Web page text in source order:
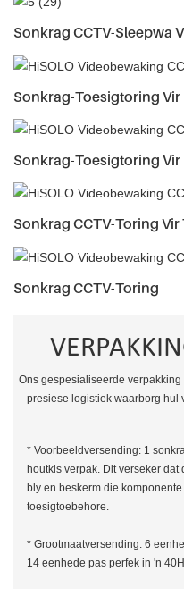
Sonkrag CCTV-Sleepwa
Sonkrag-Toesigtoring
Sonkrag-Toesigtoring
Sonkrag CCTV-Toring
Sonkrag CCTV-Toring
Ons gespesialiseerde
presiese logistiek waarborg hul
* Voorbeeldversending: 1
houtkis verpak. Dit verseker
bly en beskerm die
toesigtoebehore.
* Grootmaatversending: 6
14 eenhede pas perfek in 'n